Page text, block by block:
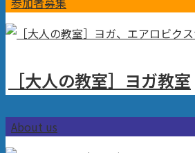
［大人の教室］ヨガ教室
About us